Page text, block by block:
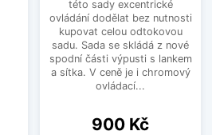
této sady excentrické
ovládání dodělat bez nutnosti
kupovat celou odtokovou
sadu. Sada se skládá z nové
spodní části výpusti s lankem
a sítka. V ceně je i chromový
ovládací...
Cena
900 Kč